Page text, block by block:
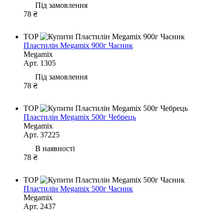
Під замовлення
78 ₴
TOP
Пластилін Megamix 900г Часник
Megamix
Арт. 1305
Під замовлення
78 ₴
TOP
Пластилін Megamix 500г Чебрець
Megamix
Арт. 37225
В наявності
78 ₴
TOP
Пластилін Megamix 500г Часник
Megamix
Арт. 2437